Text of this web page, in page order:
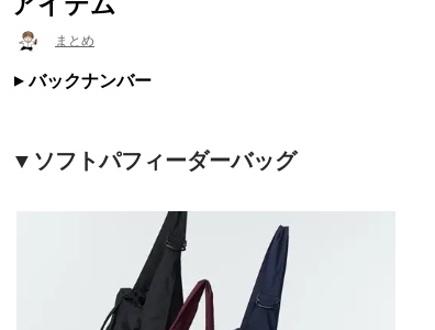
まとめ
バックナンバー
▼ソフトパフィーダーバッグ